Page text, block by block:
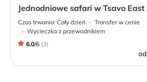
Jednodniowe safari w Tsavo East
Czas trwania: Cały dzień
Transfer w cenie
Wycieczka z przewodnikiem
6.0/6 (3)
od